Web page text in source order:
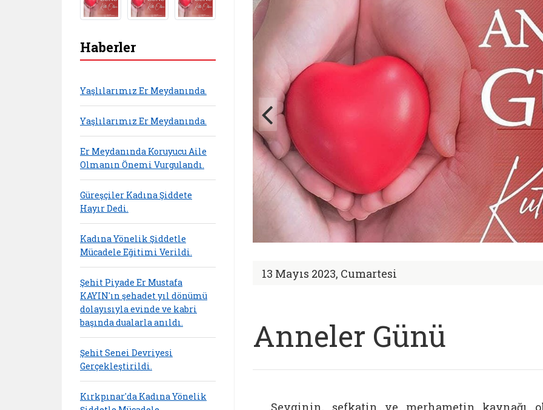
13 Mayıs 2023, Cumartesi
Anneler Günü
Sevginin, şefkatin ve merhametin kaynağı
Haberler
Yaşlılarımız Er Meydanında.
Yaşlılarımız Er Meydanında.
Er Meydanında Koruyucu Aile
Olmanın Önemi Vurgulandı.
Güreşçiler Kadına Şiddete
Hayır Dedi.
Kadına Yönelik Şiddetle
Mücadele Eğitimi Verildi.
Şehit Piyade Er Mustafa
KAYIN'ın şehadet yıl dönümü
dolayısıyla evinde ve kabri
başında dualarla anıldı.
Şehit Senei Devriyesi
Gerçekleştirildi.
Kırkpınar'da Kadına Yönelik